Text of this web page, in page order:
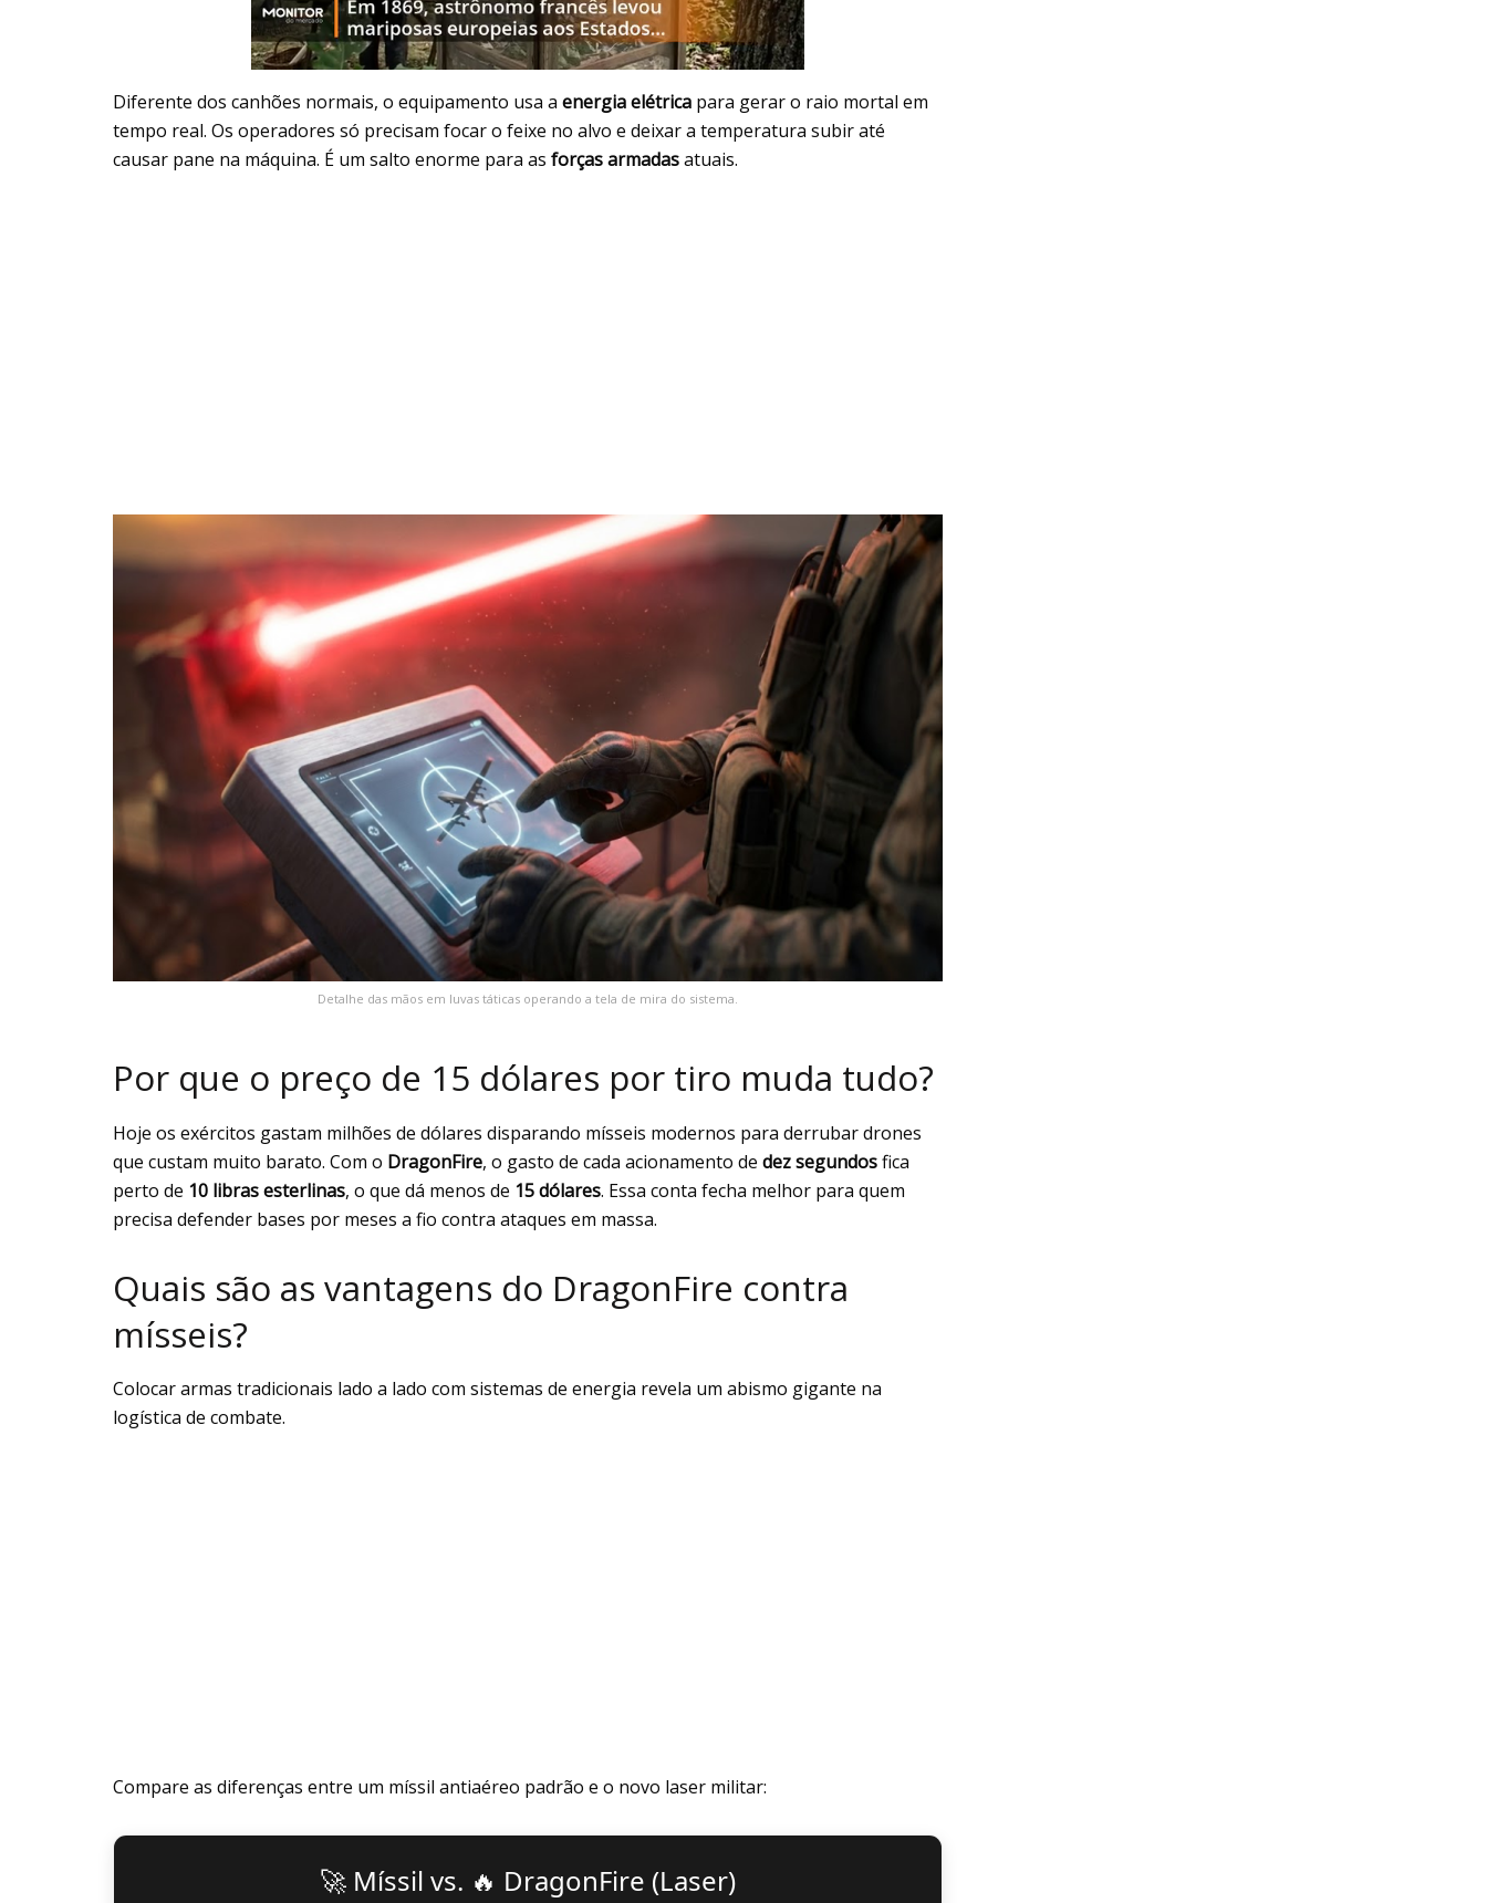
Diferente dos canhões normais, o equipamento usa a energia elétrica para gerar o raio mortal em
tempo real. Os operadores só precisam focar o feixe no alvo e deixar a temperatura subir até
causar pane na máquina. É um salto enorme para as forças armadasatuais.
Detalhe das mãos em luvas táticas operando a tela de mira do sistema.
Por que o preço de 15 dólares por tiro muda tudo?
Hoje os exércitos gastam milhões de dólares disparando mísseis modernos para derrubar drones
que custam muito barato. Com o DragonFire, o gasto de cada acionamento de dez segundosfica
perto de 10 libras esterlinas, o que dá menos de 15 dólares. Essa conta fecha melhor para quem
precisa defender bases por meses a fio contra ataques em massa.
Quais são as vantagens do DragonFire contra
mísseis?
Colocar armas tradicionais lado a lado com sistemas de energia revela um abismo gigante na
logística de combate.
Compare as diferenças entre um míssil antiaéreo padrão e o novo laser militar:
🚀 Míssil vs. 🔥 DragonFire (Laser)